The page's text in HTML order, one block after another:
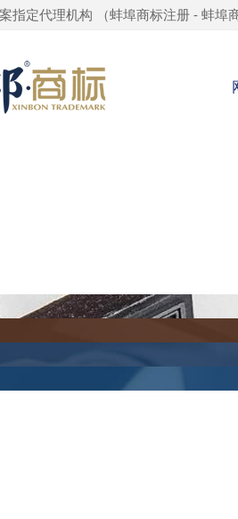
指定代理机构 （蚌埠商标注册 - 蚌埠